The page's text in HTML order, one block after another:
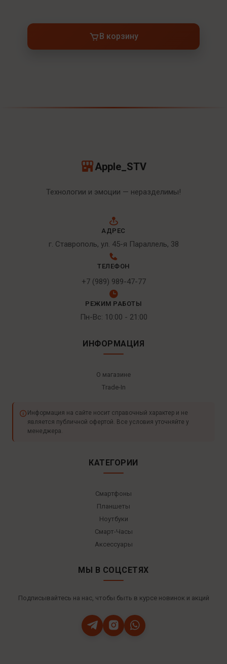
В корзину
Apple_STV
Технологии и эмоции — неразделимы!
АДРЕС
г. Ставрополь, ул. 45-я Параллель, 38
ТЕЛЕФОН
+7 (989) 989-47-77
РЕЖИМ РАБОТЫ
Пн-Вс: 10:00 - 21:00
ИНФОРМАЦИЯ
О магазине
Trade-In
Информация на сайте носит справочный характер и не
является публичной офертой. Все условия уточняйте у
менеджера.
КАТЕГОРИИ
Смартфоны
Планшеты
Ноутбуки
Смарт-Часы
Аксессуары
МЫ В СОЦСЕТЯХ
Подписывайтесь на нас, чтобы быть в курсе новинок и акций